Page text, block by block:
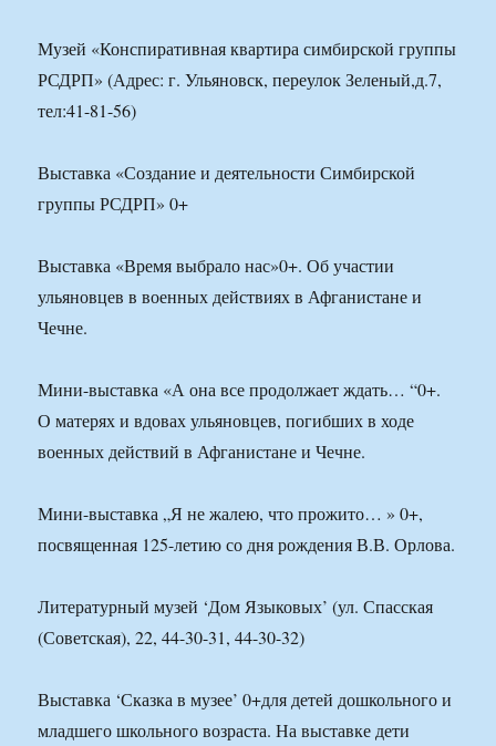
Музей «Конспиративная квартира симбирской группы
РСДРП» (Адрес: г. Ульяновск, переулок Зеленый,д.7,
тел:41-81-56)
Выставка «Создание и деятельности Симбирской
группы РСДРП» 0+
Выставка «Время выбрало нас»0+. Об участии
ульяновцев в военных действиях в Афганистане и
Чечне.
Мини-выставка «А она все продолжает ждать… “0+.
О матерях и вдовах ульяновцев, погибших в ходе
военных действий в Афганистане и Чечне.
Мини-выставка „Я не жалею, что прожито… » 0+,
посвященная 125-летию со дня рождения В.В. Орлова.
Литературный музей ‘Дом Языковых’ (ул. Спасская
(Советская), 22, 44-30-31, 44-30-32)
Выставка ‘Сказка в музее’ 0+для детей дошкольного и
младшего школьного возраста. На выставке дети